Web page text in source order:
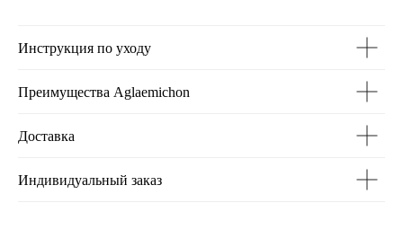
Инструкция по уходу
Преимущества Aglaemichon
Доставка
Индивидуальный заказ